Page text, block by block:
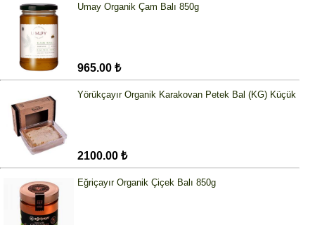
Umay Organik Çam Balı 850g
965.00 ₺
Yörükçayır Organik Karakovan Petek Bal (KG) Küçük
2100.00 ₺
Eğriçayır Organik Çiçek Balı 850g